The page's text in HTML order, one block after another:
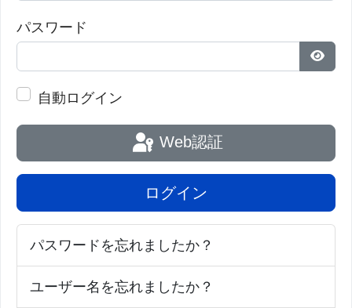
ていないが、それは科学者が今後数年間で探検する
height=361">modules/xelfinder/index.php/view/681/
画像：
これらのPETスキャンでは、左側の人は首と頸椎の
周りに豊富な褐色脂肪を持っているが、右の人は褐
パスワード
パス
自動ログイン
Web認証
ログイン
パスワードを忘れましたか？
ユーザー名を忘れましたか？